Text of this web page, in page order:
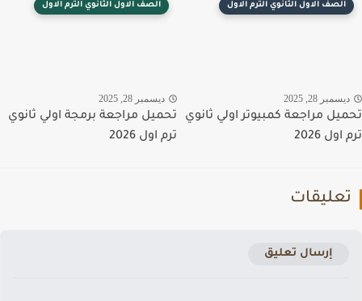
الصف الاول الثانوي الترم الاول
28, 2025
مراجعة كمبيوتر اولي ثانوي
2026
الصف الاول الثانوي الترم الاول
ديسمبر 28, 2025
تحميل مراجعة برمجة اولي ثانوي
ترم اول 2026
إرسال تعليق